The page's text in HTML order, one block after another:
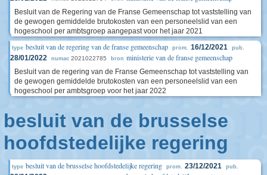
Besluit van de Regering van de Franse Gemeenschap tot vaststelling van
de gewogen gemiddelde brutokosten van een personeelslid van een
hogeschool per ambtsgroep aangepast voor het jaar 2021
type besluit van de regering van de franse gemeenschap prom. 16/12/2021 pub.
28/01/2022 numac 2021022785 bron ministerie van de franse gemeenschap
Besluit van de regering van de Franse Gemeenschap tot vaststelling van
de gewogen gemiddelde brutokosten van een personeelslid van een
hogeschool per ambtsgroep voor het jaar 2022
besluit van de brusselse
hoofdstedelijke regering
type besluit van de brusselse hoofdstedelijke regering prom. 23/12/2021 pub.